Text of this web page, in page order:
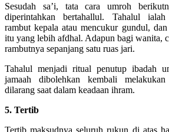
Sesudah sa’i, tata cara umroh
diperintahkan bertahallul. Tahalul ialah
rambut kepala atau mencukur gundul,
itu yang lebih afdhal. Adapun bagi wanita,
rambutnya sepanjang satu ruas jari.
Tahalul menjadi ritual penutup ibadah
jamaah dibolehkan kembali
dilarang saat dalam keadaan ihram.
5. Tertib
Tertib maksudnya seluruh rukun di atas